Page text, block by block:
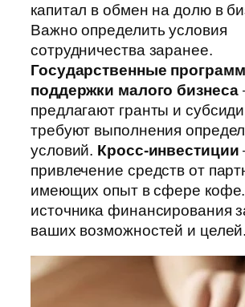
капитал в обмен на долю в
Важно определить условия
сотрудничества заранее.
Государственные
поддержки малого бизнеса
предлагают гранты и
требуют выполнения
условий. Кросс-инвестиции
привлечение средств от
имеющих опыт в сфере
источника финансирования
ваших возможностей и целей.